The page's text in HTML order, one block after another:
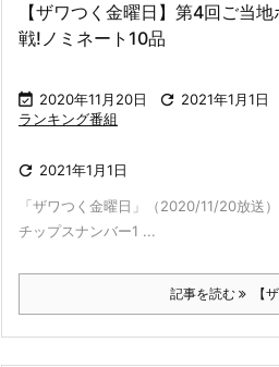
【ザワつく金曜日】第4回ご当
戦!ノミネート10品
 2020年11月20日  2021年1月1日
ランキング番組
 2021年1月1日
「ザワつく金曜日」（2020/11/20放送
チップスナンバー1 ...
記事を読む 【